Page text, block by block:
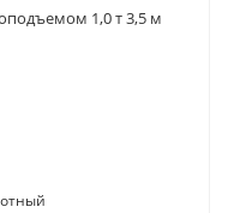
1,0 т 3,5 м